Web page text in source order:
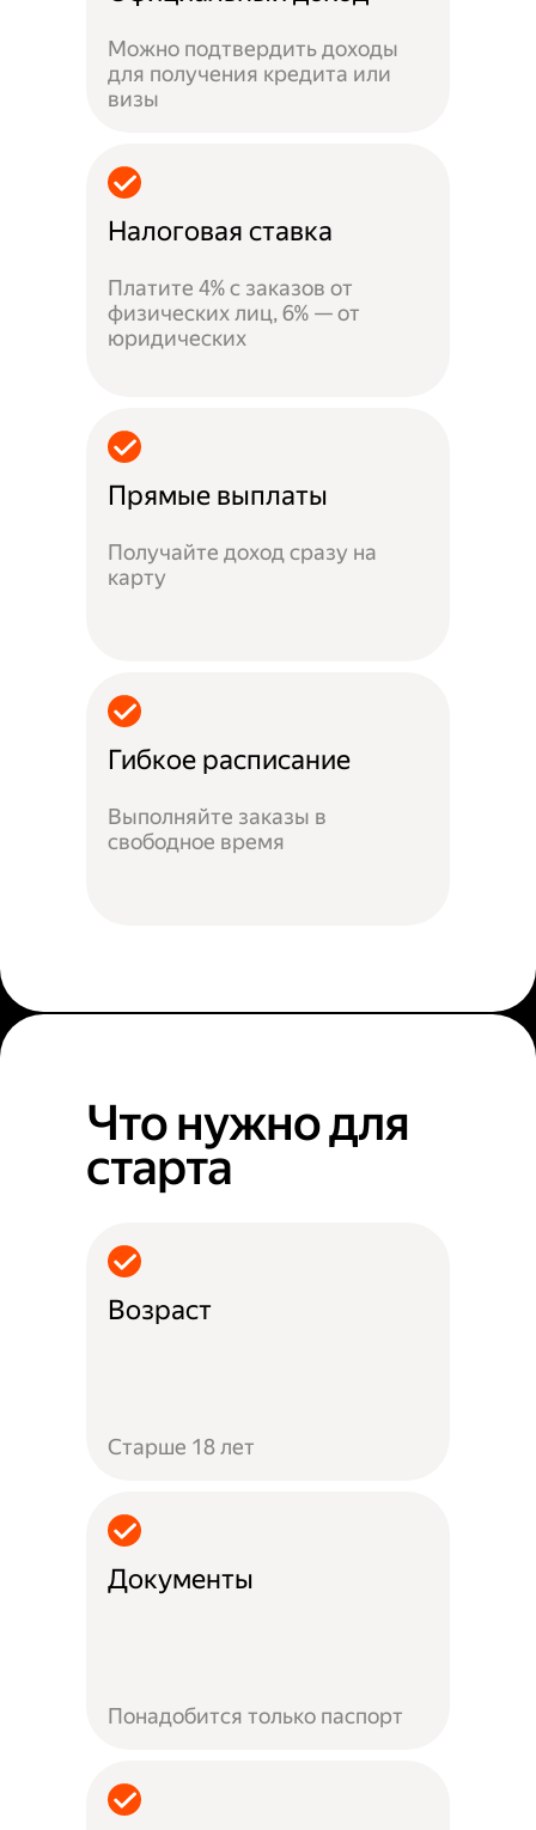
Можно подтвердить доходы
для получения кредита или
визы
Налоговая ставка
Платите 4% с заказов от
физических лиц, 6% — от
юридических
Прямые выплаты
Получайте доход сразу на
карту
Гибкое расписание
Выполняйте заказы в
свободное время
Что нужно для
старта
Возраст
Старше 18 лет
Документы
Понадобится только паспорт